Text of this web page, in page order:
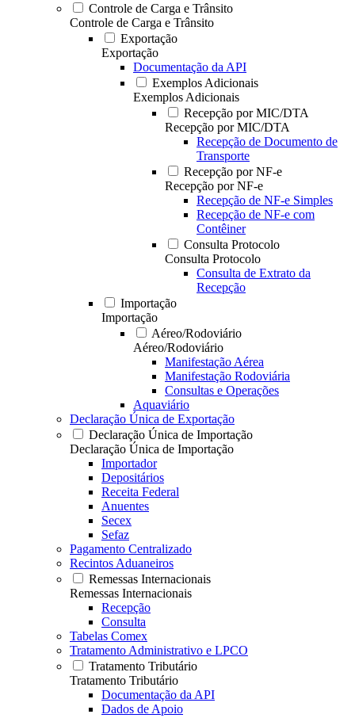
Controle de Carga e Trânsito
Controle de Carga e Trânsito
Exportação
Exportação
Documentação da API
Exemplos Adicionais
Exemplos Adicionais
Recepção por MIC/DTA
Recepção por MIC/DTA
Recepção de Documento de
Transporte
Recepção por NF-e
Recepção por NF-e
Recepção de NF-e Simples
Recepção de NF-e com
Contêiner
Consulta Protocolo
Consulta Protocolo
Consulta de Extrato da
Recepção
Importação
Importação
Aéreo/Rodoviário
Aéreo/Rodoviário
Manifestação Aérea
Manifestação Rodoviária
Consultas e Operações
Aquaviário
Declaração Única de Exportação
Declaração Única de Importação
Declaração Única de Importação
Importador
Depositários
Receita Federal
Anuentes
Secex
Sefaz
Pagamento Centralizado
Recintos Aduaneiros
Remessas Internacionais
Remessas Internacionais
Recepção
Consulta
Tabelas Comex
Tratamento Administrativo e LPCO
Tratamento Tributário
Tratamento Tributário
Documentação da API
Dados de Apoio